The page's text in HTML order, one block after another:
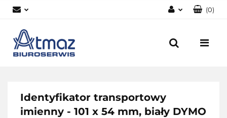
Zarejestruj się
(0)
Identyfikator transportowy
imienny - 101 x 54 mm, biały DYMO